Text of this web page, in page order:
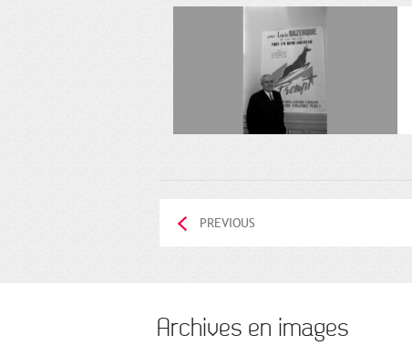
PREVIOUS
Archives en images